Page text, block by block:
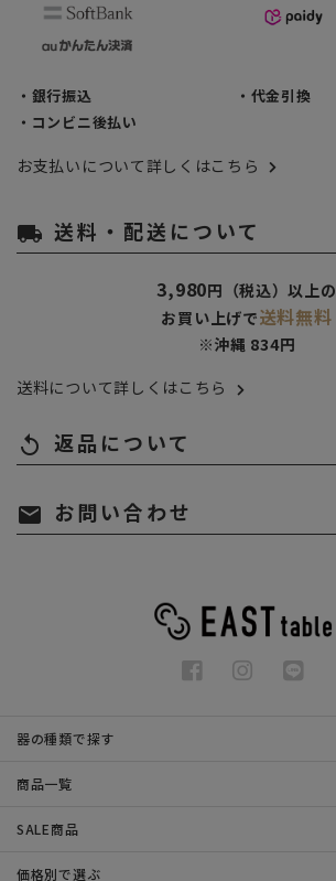
・銀行振込
・代金引換
・コンビニ後払い
お支払いについて詳しくはこちら
local_shipping 送料・配送について
3,980円（税込）以上の
お買い上げで送料無料
※沖縄 834円
送料について詳しくはこちら
replay 返品について
mail お問い合わせ
器の種類で探す
商品一覧
SALE商品
価格別で選ぶ